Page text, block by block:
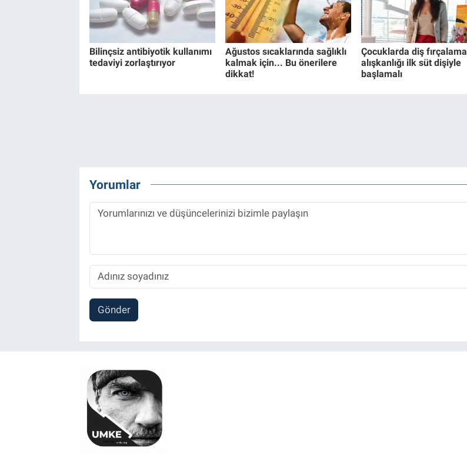
Bilinçsiz antibiyotik kullanımı
tedaviyi zorlaştırıyor
Ağustos sıcaklarında sağlıklı
kalmak için... Bu önerilere
dikkat!
Çocuklarda diş fırçalama
alışkanlığı ilk süt dişiyle
başlamalı
Yorumlar
Gönder